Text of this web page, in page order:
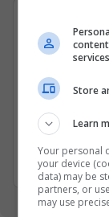
Diasporë
Media
Prishtina,
1 Korrik 2026
Store
Learn
Your personal
your device
data) may be
partners, or
may use